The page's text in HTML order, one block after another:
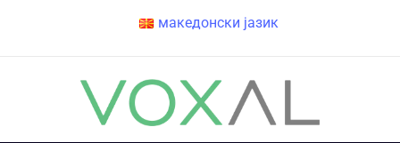
македонски јазик